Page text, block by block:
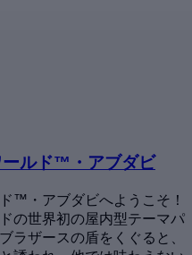
ールド™・アブダビ
™・アブダビへようこそ！
の世界初の屋内型テーマパ
ラザースの盾をくぐると、